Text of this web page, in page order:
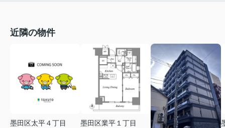
近隣の物件
墨田区太平４丁目
墨田区業平１丁目